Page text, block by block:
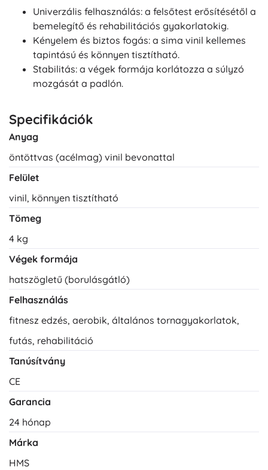
Univerzális felhasználás: a felsőtest erősítésétől a
bemelegítő és rehabilitációs gyakorlatokig.
Kényelem és biztos fogás: a sima vinil kellemes
tapintású és könnyen tisztítható.
Stabilitás: a végek formája korlátozza a súlyzó
mozgását a padlón.
Specifikációk
Anyag
öntöttvas (acélmag) vinil bevonattal
Felület
vinil, könnyen tisztítható
Tömeg
4 kg
Végek formája
hatszögletű (borulásgátló)
Felhasználás
fitnesz edzés, aerobik, általános tornagyakorlatok,
futás, rehabilitáció
Tanúsítvány
CE
Garancia
24 hónap
Márka
HMS